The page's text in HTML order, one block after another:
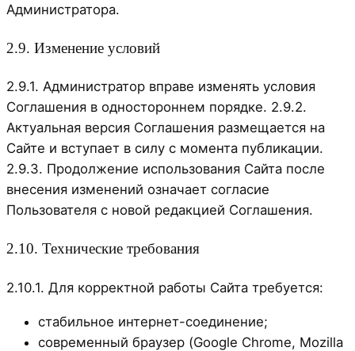
Администратора.
2.9. Изменение условий
2.9.1. Администратор вправе изменять условия
Соглашения в одностороннем порядке. 2.9.2.
Актуальная версия Соглашения размещается на
Сайте и вступает в силу с момента публикации.
2.9.3. Продолжение использования Сайта после
внесения изменений означает согласие
Пользователя с новой редакцией Соглашения.
2.10. Технические требования
2.10.1. Для корректной работы Сайта требуется:
стабильное интернет-соединение;
современный браузер (Google Chrome, Mozilla